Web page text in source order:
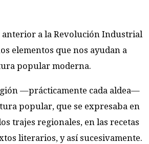
a la Revolución Industrial
elementos que nos ayudan a
popular moderna.
—prácticamente cada aldea—
popular, que se expresaba en
trajes regionales, en las recetas
literarios, y así sucesivamente.